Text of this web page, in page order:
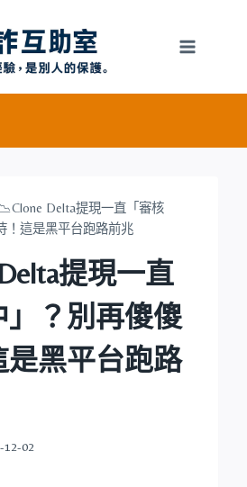
📉Clone Delta提現一直「審核
！這是黑平台跑路前兆
提現一直
」？別再傻傻
是黑平台跑路
12-02